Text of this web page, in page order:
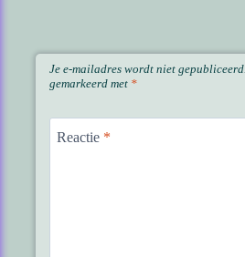
Je e-mailadres wordt niet gepubliceerd.
gemarkeerd met *
Reactie *